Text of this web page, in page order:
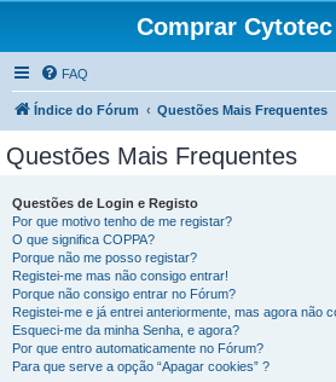
Comprar Cytotec
FAQ
Índice do Fórum Questões Mais Frequentes
Questões Mais Frequentes
Questões de Login e Registo
Por que motivo tenho de me registar?
O que significa COPPA?
Porque não me posso registar?
Registei-me mas não consigo entrar!
Porque não consigo entrar no Fórum?
Registei-me e já entrei anteriormente, mas agora não
Esqueci-me da minha Senha, e agora?
Por que entro automaticamente no Fórum?
Para que serve a opção “Apagar cookies” ?